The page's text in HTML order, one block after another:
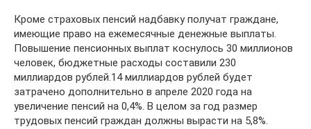
Кроме страховых пенсий надбавку получат граждане,
имеющие право на ежемесячные денежные выплаты.
Повышение пенсионных выплат коснулось 30 миллионов
человек, бюджетные расходы составили 230
миллиардов рублей.14 миллиардов рублей будет
затрачено дополнительно в апреле 2020 года на
увеличение пенсий на 0,4%. В целом за год размер
трудовых пенсий граждан должны вырасти на 5,8%.